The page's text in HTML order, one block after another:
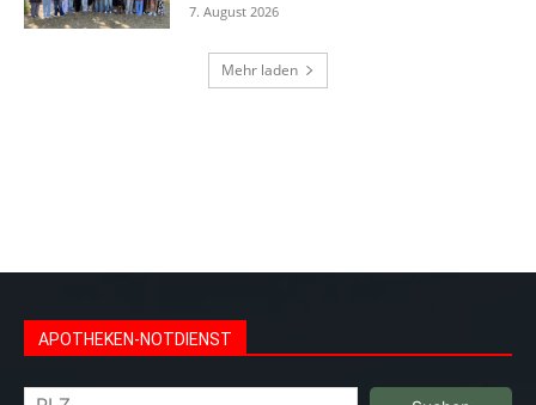
7. August 2026
Mehr laden
APOTHEKEN-NOTDIENST